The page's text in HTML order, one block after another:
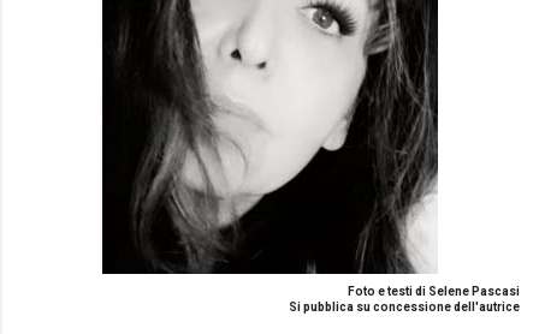
Foto e testi di Selene Pascasi
Si pubblica su concessione dell'autrice